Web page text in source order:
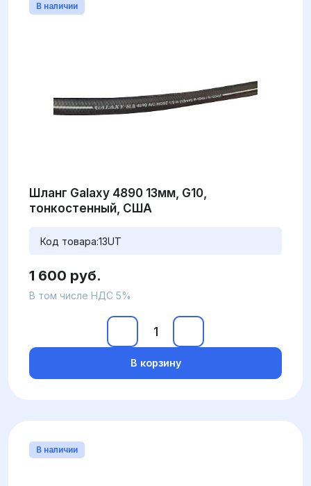
В наличии
Шланг Galaxy 4890 13мм, G10,
тонкостенный, США
Код товара:13UT
1 600 руб.
В том числе НДС 5%
В корзину
В наличии